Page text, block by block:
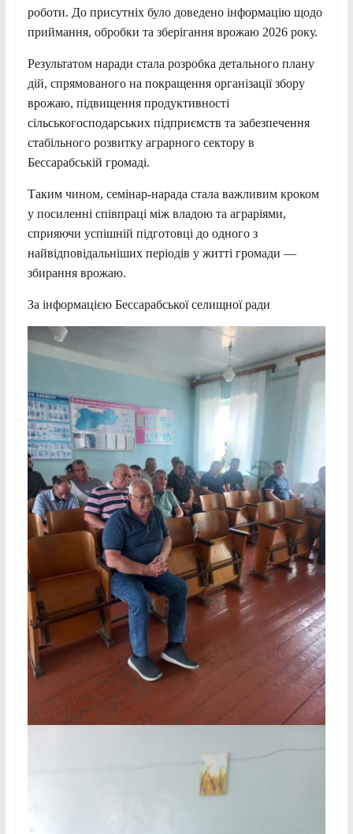
роботи. До присутніх було доведено інформацію щодо
приймання, обробки та зберігання врожаю 2026 року.
Результатом наради стала розробка детального плану
дій, спрямованого на покращення організації збору
врожаю, підвищення продуктивності
сільськогосподарських підприємств та забезпечення
стабільного розвитку аграрного сектору в
Бессарабській громаді.
Таким чином, семінар-нарада стала важливим кроком
у посиленні співпраці між владою та аграріями,
сприяючи успішній підготовці до одного з
найвідповідальніших періодів у житті громади —
збирання врожаю.
За інформацією Бессарабської селищної ради